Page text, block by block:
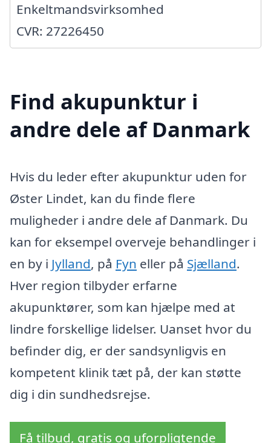
Enkeltmandsvirksomhed
CVR: 27226450
Find akupunktur i
andre dele af Danmark
Hvis du leder efter akupunktur uden for
Øster Lindet, kan du finde flere
muligheder i andre dele af Danmark. Du
kan for eksempel overveje behandlinger i
en by i Jylland, på Fyn eller på Sjælland.
Hver region tilbyder erfarne
akupunktører, som kan hjælpe med at
lindre forskellige lidelser. Uanset hvor du
befinder dig, er der sandsynligvis en
kompetent klinik tæt på, der kan støtte
dig i din sundhedsrejse.
Få tilbud, gratis og uforpligtende